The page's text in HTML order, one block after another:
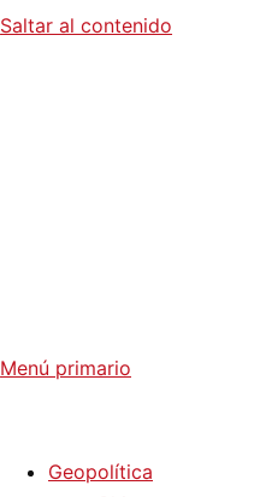
Saltar al contenido
Menú primario
Geopolítica